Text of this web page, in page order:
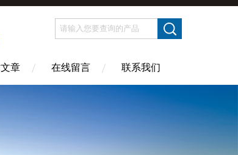
章 在线留言 联系我们